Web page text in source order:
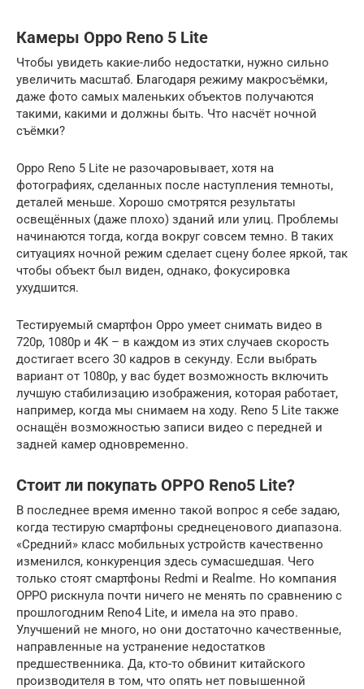
Камеры Oppo Reno 5 Lite
Чтобы увидеть какие-либо недостатки, нужно сильно
увеличить масштаб. Благодаря режиму макросъёмки,
даже фото самых маленьких объектов получаются
такими, какими и должны быть. Что насчёт ночной
съёмки?
Oppo Reno 5 Lite не разочаровывает, хотя на
фотографиях, сделанных после наступления темноты,
деталей меньше. Хорошо смотрятся результаты
освещённых (даже плохо) зданий или улиц. Проблемы
начинаются тогда, когда вокруг совсем темно. В таких
ситуациях ночной режим сделает сцену более яркой, так
чтобы объект был виден, однако, фокусировка
ухудшится.
Тестируемый смартфон Oppo умеет снимать видео в
720p, 1080p и 4K – в каждом из этих случаев скорость
достигает всего 30 кадров в секунду. Если выбрать
вариант от 1080p, у вас будет возможность включить
лучшую стабилизацию изображения, которая работает,
например, когда мы снимаем на ходу. Reno 5 Lite также
оснащён возможностью записи видео с передней и
задней камер одновременно.
Стоит ли покупать OPPO Reno5 Lite?
В последнее время именно такой вопрос я себе задаю,
когда тестирую смартфоны среднеценового диапазона.
«Средний» класс мобильных устройств качественно
изменился, конкуренция здесь сумасшедшая. Чего
только стоят смартфоны Redmi и Realme. Но компания
OPPO рискнула почти ничего не менять по сравнению с
прошлогодним Reno4 Lite, и имела на это право.
Улучшений не много, но они достаточно качественные,
направленные на устранение недостатков
предшественника. Да, кто-то обвинит китайского
производителя в том, что опять нет повышенной